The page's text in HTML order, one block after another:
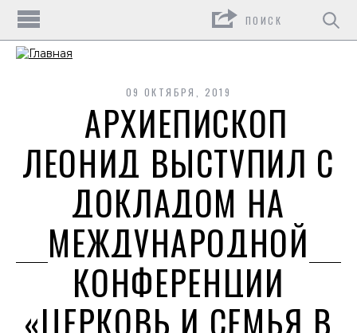
09 ОКТЯБРЯ, 2019
АРХИЕПИСКОП
ЛЕОНИД ВЫСТУПИЛ С
ДОКЛАДОМ НА
МЕЖДУНАРОДНОЙ
КОНФЕРЕНЦИИ
«ЦЕРКОВЬ И СЕМЬЯ В